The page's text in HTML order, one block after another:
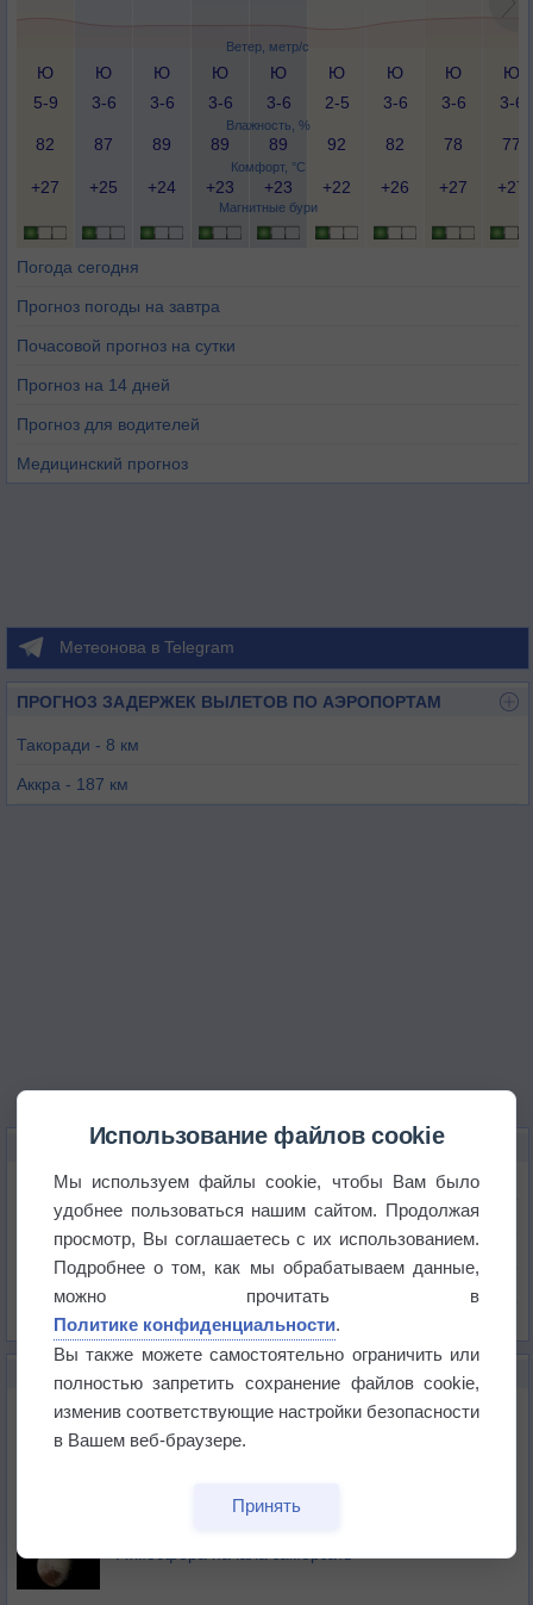
Ветер, метр/с
Влажность, %
Комфорт, °C
Магнитные бури
Ю
5-9
Ю
3-6
Ю
3-6
Ю
3-6
Ю
3-6
Ю
2-5
Ю
3-6
Ю
3-6
Ю
3-6
82 87 89 89 89 92 82 78 77
+27 +25 +24 +23 +23 +22 +26 +27 +27
Погода сегодня
Прогноз погоды на завтра
Почасовой прогноз на сутки
Прогноз на 14 дней
Прогноз для водителей
Медицинский прогноз
Метеонова в Telegram
ПРОГНОЗ ЗАДЕРЖЕК ВЫЛЕТОВ ПО АЭРОПОРТАМ
Такоради - 8 км
Аккра - 187 км
КАРТЫ ПОГОДЫ В СЕКОНДИ
Температура
Давление
Осадки
Список всех карт
Космическая погода влияет на транспорт
Атмосфера начала замерзать
Использование файлов cookie
Мы используем файлы cookie, чтобы Вам было
удобнее пользоваться нашим сайтом. Продолжая
просмотр, Вы соглашаетесь с их использованием.
Подробнее о том, как мы обрабатываем данные,
можно прочитать в
Политике конфиденциальности.
Вы также можете самостоятельно ограничить или
полностью запретить сохранение файлов cookie,
изменив соответствующие настройки безопасности
в Вашем веб-браузере.
Принять